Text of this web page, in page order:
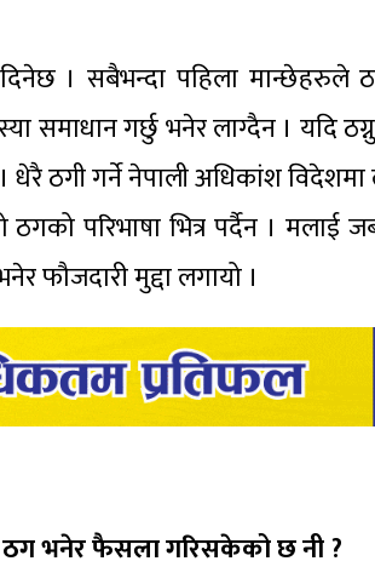
। सबैभन्दा पहिला मान्छेहरुले
गर्छु भनेर लाग्दैन । यदि
। धेरै ठगी गर्ने नेपाली अधिकांश
परिभाषा भित्र पर्दैन । मलाई
फौजदारी मुद्दा लगायो ।
ठग भनेर फैसला गरिसकेको छ नी ?